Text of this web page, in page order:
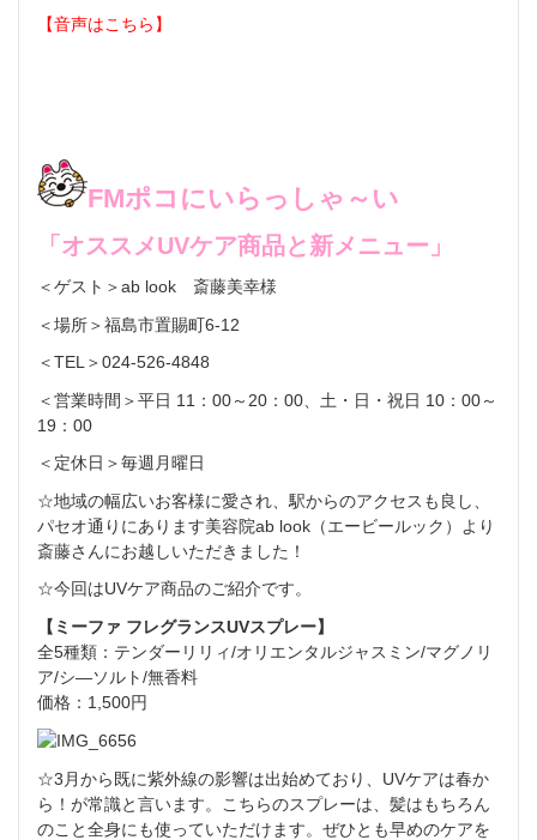
【音声はこちら】
FMポコにいらっしゃ～い
「オススメUVケア商品と新メニュー」
＜ゲスト＞ab look 斎藤美幸様
＜場所＞福島市置賜町6-12
＜TEL＞024-526-4848
＜営業時間＞平日 11：00～20：00、土・日・祝日 10：00～
19：00
＜定休日＞毎週月曜日
☆地域の幅広いお客様に愛され、駅からのアクセスも良し、
パセオ通りにあります美容院ab look（エービールック）より
斎藤さんにお越しいただきました！
☆今回はUVケア商品のご紹介です。
【ミーファ フレグランスUVスプレー】
全5種類：テンダーリリィ/オリエンタルジャスミン/マグノリ
ア/シ―ソルト/無香料
価格：1,500円
☆3月から既に紫外線の影響は出始めており、UVケアは春か
ら！が常識と言います。こちらのスプレーは、髪はもちろん
のこと全身にも使っていただけます。ぜひとも早めのケアを